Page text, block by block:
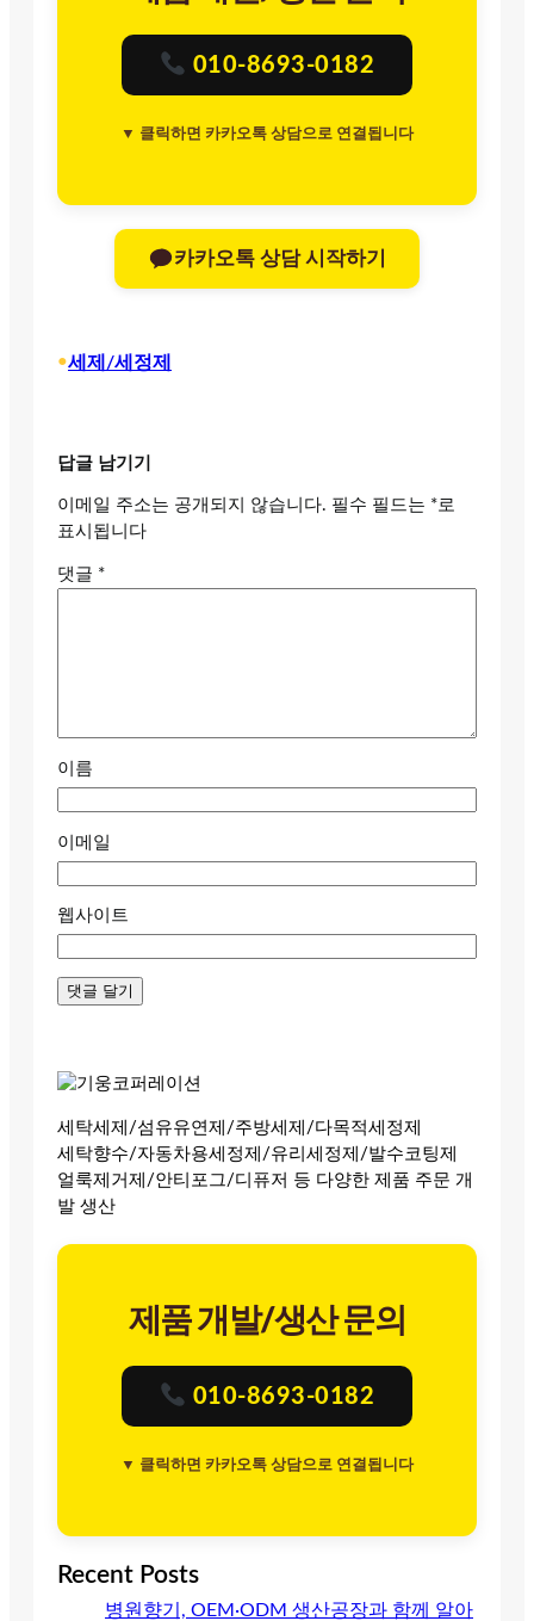
010-8693-0182
▼ 클릭하면 카카오톡 상담으로 연결됩니다
카카오톡 상담 시작하기
•세제/세정제
답글 남기기
이메일 주소는 공개되지 않습니다. 필수 필드는 *로
표시됩니다
댓글 *
이름
이메일
웹사이트
세탁세제/섬유유연제/주방세제/다목적세정제
세탁향수/자동차용세정제/유리세정제/발수코팅제
얼룩제거제/안티포그/디퓨저 등 다양한 제품 주문 개
발 생산
제품 개발/생산 문의
010-8693-0182
▼ 클릭하면 카카오톡 상담으로 연결됩니다
Recent Posts
병원향기, OEM·ODM 생산공장과 함께 알아